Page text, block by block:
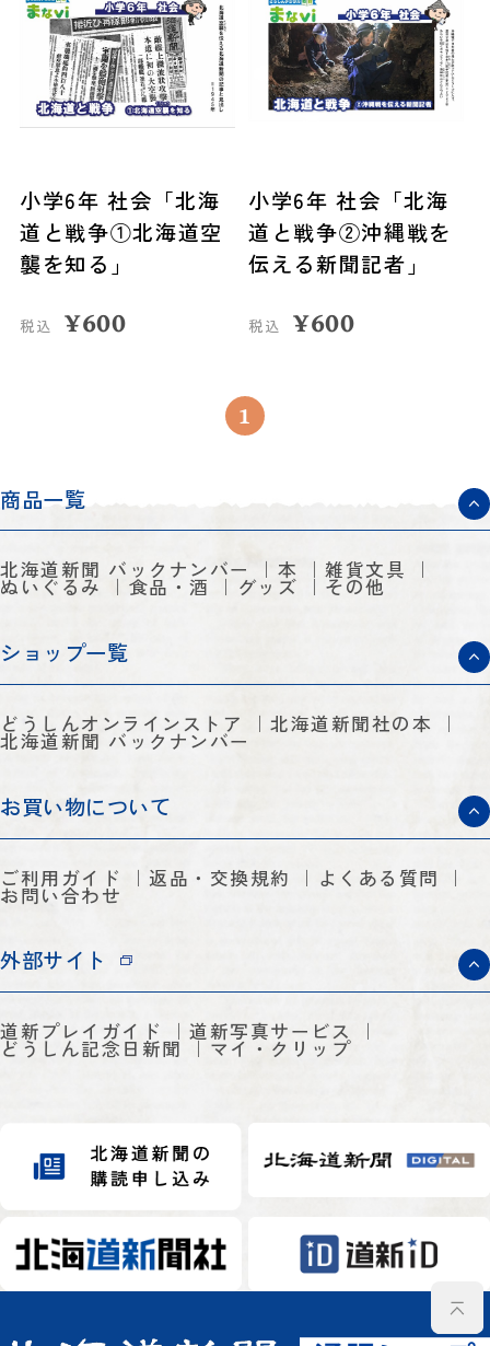
小学6年 社会「北海
道と戦争①北海道空
襲を知る」
税込 ¥600
小学6年 社会「北海
道と戦争②沖縄戦を
伝える新聞記者」
税込 ¥600
1
商品一覧
北海道新聞 バックナンバー 本 雑貨文具
ぬいぐるみ 食品・酒 グッズ その他
ショップ一覧
どうしんオンラインストア 北海道新聞社の本
北海道新聞 バックナンバー
お買い物について
ご利用ガイド 返品・交換規約 よくある質問
お問い合わせ
外部サイト
道新プレイガイド 道新写真サービス
どうしん記念日新聞 マイ・クリップ